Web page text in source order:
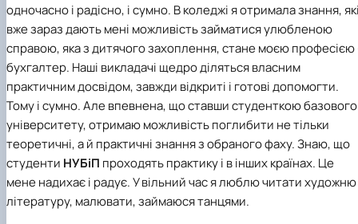
одночасно і радісно, і сумно. В коледжі я отримала знання,
вже зараз дають мені можливість займатися улюбленою
справою, яка з дитячого захоплення, стане моєю професією
бухгалтер. Наші викладачі щедро діляться власним
практичним досвідом, завжди відкриті і готові допомогти.
Тому і сумно. Але впевнена, що ставши студенткою базового
університету, отримаю можливість поглибити не тільки
теоретичні, а й практичні знання з обраного фаху. Знаю, що
студенти НУБіП проходять практику і в інших країнах. Це
мене надихає і радує. У вільний час я люблю читати художню
літературу, малювати, займаюся танцями.